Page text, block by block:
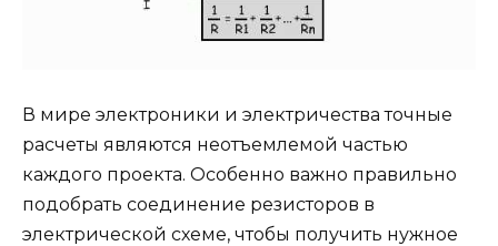
В мире электроники и электричества точные
расчеты являются неотъемлемой частью
каждого проекта. Особенно важно правильно
подобрать соединение резисторов в
электрической схеме, чтобы получить нужное